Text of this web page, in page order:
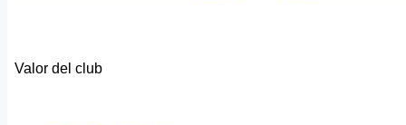
Valor del club